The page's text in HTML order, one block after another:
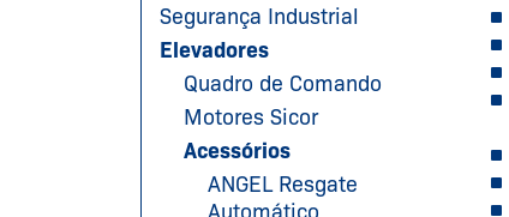
Segurança Industrial
Elevadores
Quadro de Comando
Motores Sicor
Acessórios
ANGEL Resgate